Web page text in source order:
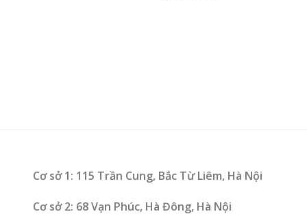
Cơ sở 1: 115 Trần Cung, Bắc Từ Liêm, Hà Nội
Cơ sở 2: 68 Vạn Phúc, Hà Đông, Hà Nội